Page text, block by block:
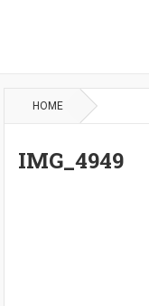
HOME
IMG_4949